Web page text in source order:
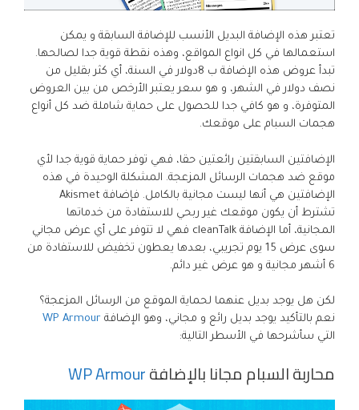
تعتبر هذه الإضافة البديل الأنسب للإضافة السابقة و يمكن
استعمالها في كل انواع المواقع، وهذه نقطة قوية جدا لصالحها.
تبدأ عروض هذه الإضافة ب 8دولار في السنة، أي كثر بقليل من
نصف دولار في الشهر، و هو سعر يعتبر الأرخص من بين العروض
المتوفرة، و هو كافي جدا للحصول على حماية شاملة ضد كل أنواع
هجمات السبام على موقعك.
الإضافتين السابقتين رائعتين حقا، فهي توفر حماية قوية جدا لأي
موقع ضد هجمات الرسائل المزعجة. المشكلة الوحيدة في هذه
الإضافتين هي أنها ليست مجانية بالكامل. فإضافة Akismet
تشترط أن يكون موقعك غير ربحي للاستفادة من خدماتها
المجانية، أما الإضافة cleanTalk فهي لا تتوفر على أي عرض مجاني
سوى عرض 15 يوم تجريبي، بعدها يعطون تخفيض للاستفادة من
6 أشهر مجانية و هو عرض غير دائم.
لكن هل يوجد بديل عنهما لحماية الموقع من الرسائل المزعجة؟
نعم بالتأكيد يوجد بديل رائع و مجاني، وهو الإضافة WP Armour
التي سأشرحها في الأسطر التالية:
محاربة السبام مجانا بالإضافةWP Armour